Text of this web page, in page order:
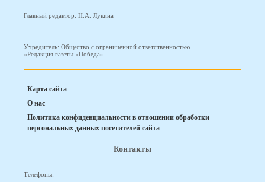
Главный редактор: Н.А. Лукина
Учредитель: Общество с ограниченной ответственностью
«Редакция газеты «Победа»
Карта сайта
О нас
Политика конфиденциальности в отношении обработки
персональных данных посетителей сайта
Контакты
Телефоны: